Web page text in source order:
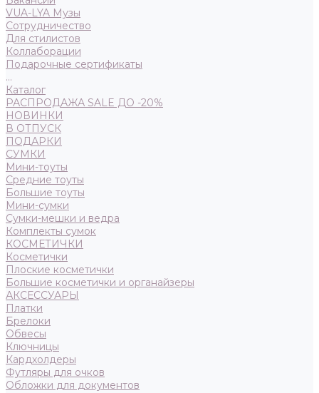
VUA-LYA Музы
Сотрудничество
Для стилистов
Коллаборации
Подарочные сертификаты
...
Каталог
РАСПРОДАЖА SALE ДО -20%
НОВИНКИ
В ОТПУСК
ПОДАРКИ
СУМКИ
Мини-тоуты
Средние тоуты
Большие тоуты
Мини-сумки
Сумки-мешки и ведра
Комплекты сумок
КОСМЕТИЧКИ
Косметички
Плоские косметички
Большие косметички и органайзеры
АКСЕССУАРЫ
Платки
Брелоки
Обвесы
Ключницы
Кардхолдеры
Футляры для очков
Обложки для документов